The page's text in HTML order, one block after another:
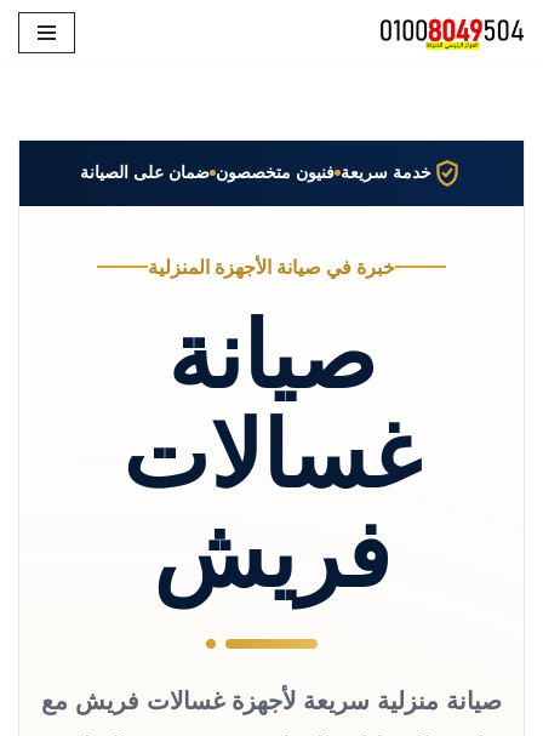
خدمة سريعة فنيون متخصصون ضمان على الصيانة
خبرة في صيانة الأجهزة المنزلية
صيانة
غسالات
فريش
صيانة منزلية سريعة لأجهزة غسالات فريش مع